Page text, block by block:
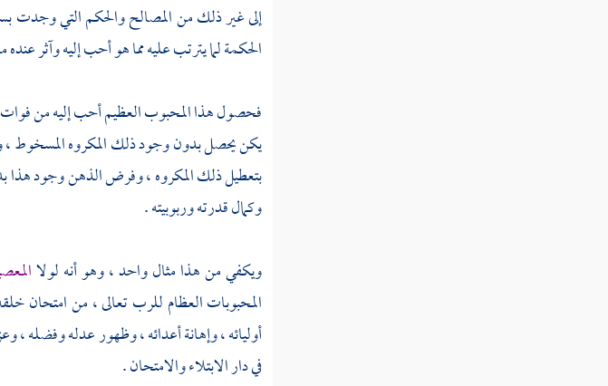
إلى غير ذلك من المصالح والحكم التي وجدت
الحكمة لما يترتب عليه مما هو أحب إليه وآثر
فحصول هذا المحبوب العظيم أحب إليه من
يكن يحصل بدون وجود ذلك المكروه المسخوط ،
بتعطيل ذلك المكروه ، وفرض الذهن وجود هذا
وكمال قدرته وربوبيته .
ويكفي من هذا مثال واحد ، وهو أنه لولا
المحبوبات العظام للرب تعالى ، من امتحان
أوليائه ، وإهانة أعدائه ، وظهور عدله وفضله ،
في دار الابتلاء والامتحان .